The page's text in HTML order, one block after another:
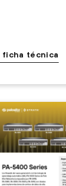
ficha técnica